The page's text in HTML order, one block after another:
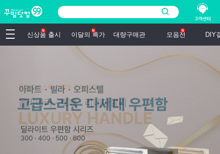
신상품 출시 이달의 특가 대량구매관 모음전 DIY